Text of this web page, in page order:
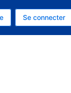
EUR.
celle-ci : Français.
Se connecter